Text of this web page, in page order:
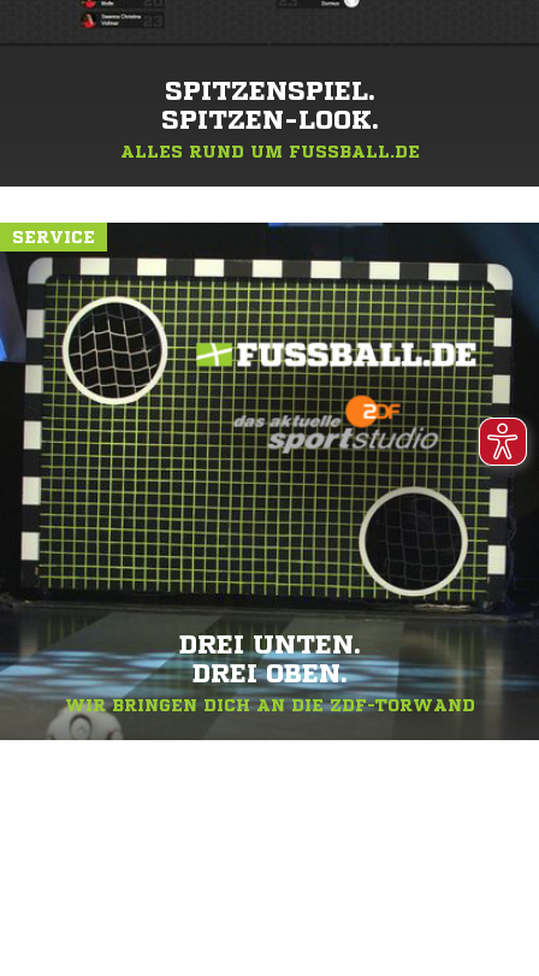
SPITZENSPIEL.
SPITZEN-LOOK.
ALLES RUND UM FUSSBALL.DE
SERVICE
DREI UNTEN.
DREI OBEN.
WIR BRINGEN DICH AN DIE ZDF-TORWAND